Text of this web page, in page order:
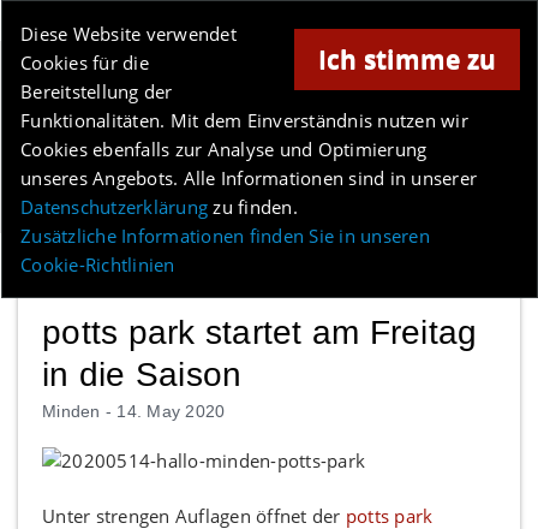
Ich stimme zu
Diese Website verwendet
Cookies für die
Bereitstellung der
Funktionalitäten. Mit dem Einverständnis nutzen wir
Cookies ebenfalls zur Analyse und Optimierung
unseres Angebots. Alle Informationen sind in unserer
Datenschutzerklärung zu finden.
Zusätzliche Informationen finden Sie in unseren
Cookie-Richtlinien
Anzeige
Menü
potts park startet am Freitag
in die Saison
Minden - 14. May 2020
Unter strengen Auflagen öffnet der potts park